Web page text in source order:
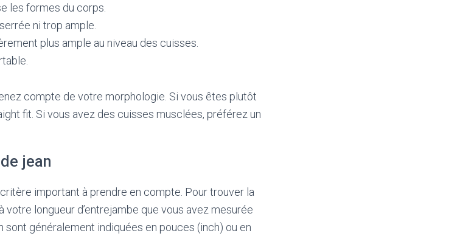
les formes du corps.
ni trop ample.
plus ample au niveau des cuisses.
compte de votre morphologie. Si vous êtes plutôt
fit. Si vous avez des cuisses musclées, préférez un
jean
important à prendre en compte. Pour trouver la
votre longueur d’entrejambe que vous avez mesurée
généralement indiquées en pouces (inch) ou en